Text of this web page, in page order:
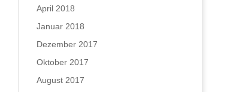
April 2018
Januar 2018
Dezember 2017
Oktober 2017
August 2017